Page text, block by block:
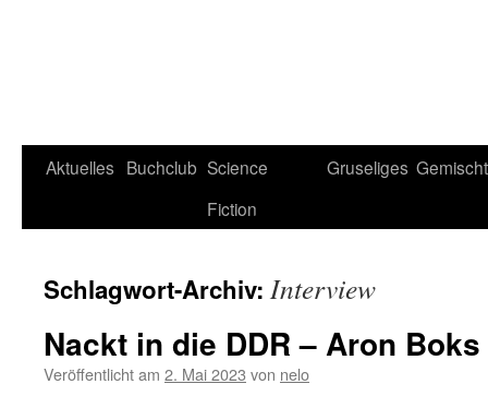
Aktuelles Buchclub Science
Fiction
Gruseliges
Schlagwort-Archiv: Interview
Nackt in die DDR – Aron Boks
Veröffentlicht am 2. Mai 2023 von nelo